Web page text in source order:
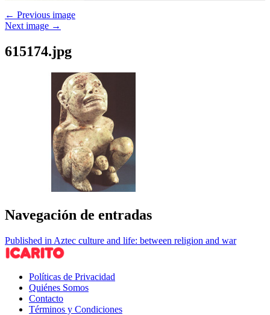
← Previous image
Next image →
615174.jpg
Navegación de entradas
Published in Aztec culture and life: between religion and war
Políticas de Privacidad
Quiénes Somos
Contacto
Términos y Condiciones